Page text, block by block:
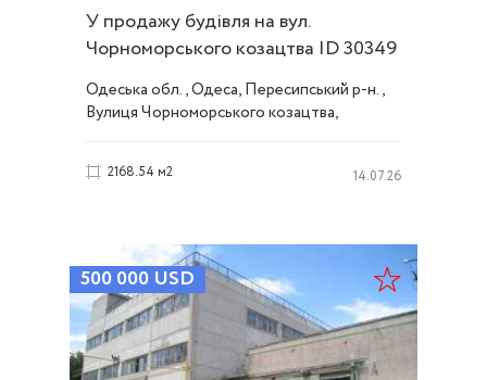
У продажу будівля на вул.
Чорноморського козацтва ID 30349
Одеська обл., Одеса, Пересипський р-н.,
Вулиця Чорноморського козацтва,
2168.54 м2 14.07.26
500 000 USD